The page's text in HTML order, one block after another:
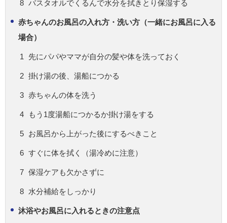
バスタオルでくるんで水分を拭きとり保湿する
赤ちゃんのお風呂の入れ方・洗い方（一緒にお風呂に入る
場合）
先にパパやママが自分の髪や体を洗っておく
掛け湯の後、湯船につかる
赤ちゃんの体を洗う
もう1度湯船につかるか掛け湯をする
お風呂から上がった後にするべきこと
すぐに体を拭く（湯冷めに注意）
保湿ケアも欠かさずに
水分補給をしっかり
沐浴やお風呂に入れるときの注意点